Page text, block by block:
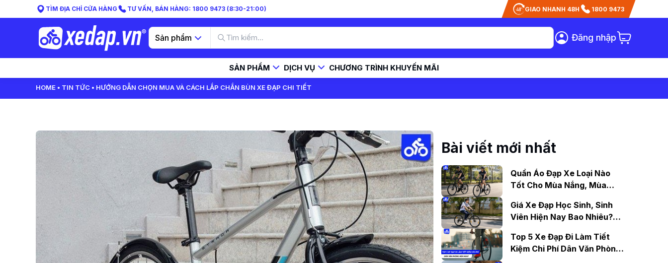
TÌM ĐỊA CHỈ CỬA HÀNG TƯ VẤN, BÁN HÀNG: 1800 9473 (8:30-21:00) GIAO NHANH 48H 1800 9473
Sản phẩm Đăng nhập
SẢN PHẨM DỊCH VỤ CHƯƠNG TRÌNH KHUYẾN MÃI
HOME TIN TỨC HƯỚNG DẪN CHỌN MUA VÀ CÁCH LẮP CHẮN BÙN XE ĐẠP CHI TIẾT
Bài viết mới nhất
Quần Áo Đạp Xe Loại Nào
Tốt Cho Mùa Nắng, Mùa
Giá Xe Đạp Học Sinh, Sinh
Viên Hiện Nay Bao Nhiêu?
Top 5 Xe Đạp Đi Làm Tiết
Kiệm Chi Phí Dân Văn Phòng